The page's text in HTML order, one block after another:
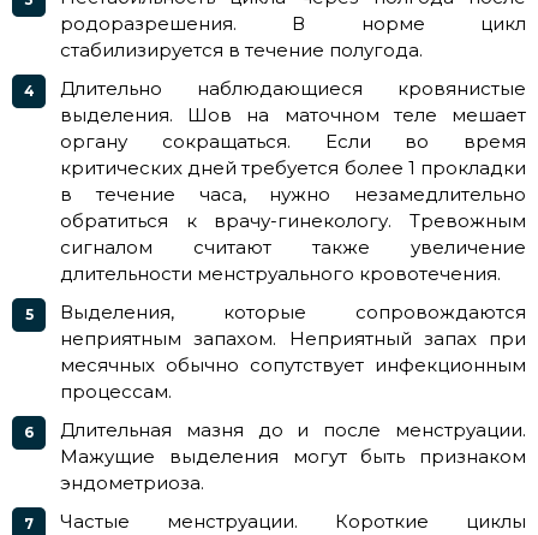
родоразрешения. В норме цикл
стабилизируется в течение полугода.
Длительно наблюдающиеся кровянистые
выделения. Шов на маточном теле мешает
органу сокращаться. Если во время
критических дней требуется более 1 прокладки
в течение часа, нужно незамедлительно
обратиться к врачу-гинекологу. Тревожным
сигналом считают также увеличение
длительности менструального кровотечения.
Выделения, которые сопровождаются
неприятным запахом. Неприятный запах при
месячных обычно сопутствует инфекционным
процессам.
Длительная мазня до и после менструации.
Мажущие выделения могут быть признаком
эндометриоза.
Частые менструации. Короткие циклы